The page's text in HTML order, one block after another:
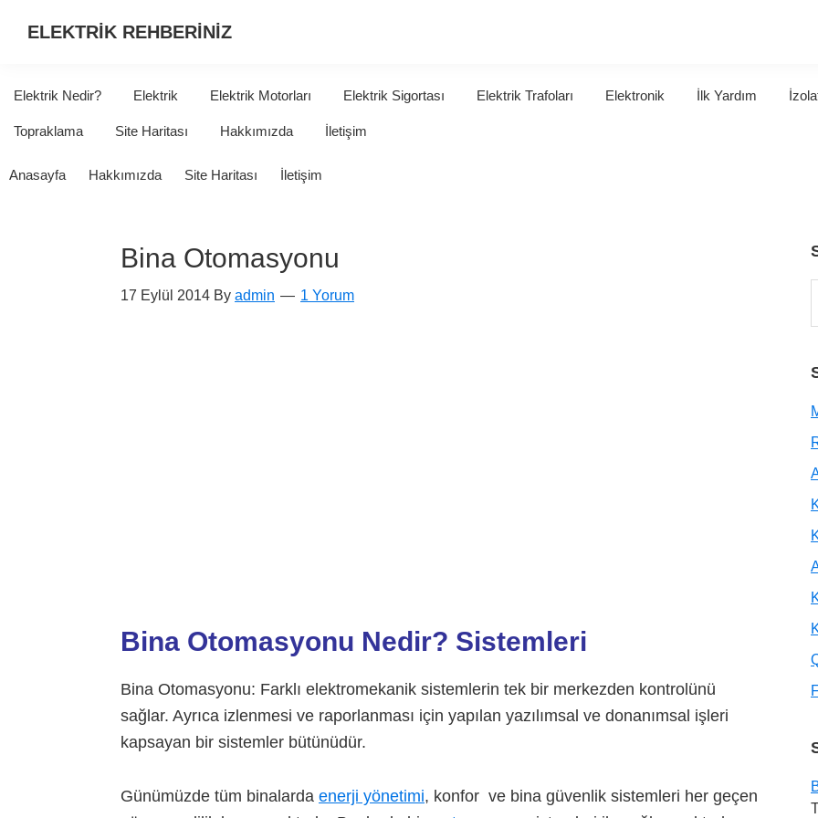
ELEKTRİK REHBERİNİZ
HER
Elektrik Nedir? Elektrik Elektrik Motorları Elektrik Sigortası Elektrik Trafoları Elektronik İlk Yardım
Topraklama Site Haritası Hakkımızda İletişim
Anasayfa Hakkımızda Site Haritası İletişim
Bina Otomasyonu
17 Eylül 2014 By admin 1 Yorum
Bina Otomasyonu Nedir? Sistemleri
Bina Otomasyonu: Farklı elektromekanik sistemlerin tek bir merkezden kontrolünü
sağlar. Ayrıca izlenmesi ve raporlanması için yapılan yazılımsal ve donanımsal işleri
kapsayan bir sistemler bütünüdür.
Günümüzde tüm binalarda enerji yönetimi, konfor ve bina güvenlik sistemleri her geçen